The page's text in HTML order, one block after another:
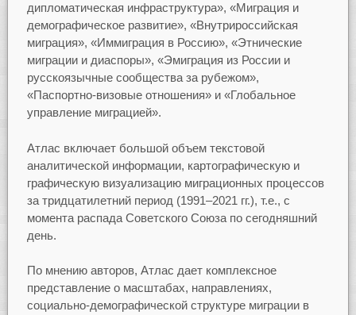
дипломатическая инфраструктура», «Миграция и
демографическое развитие», «Внутрироссийская
миграция», «Иммиграция в Россию», «Этнические
миграции и диаспоры», «Эмиграция из России и
русскоязычные сообщества за рубежом»,
«Паспортно-визовые отношения» и «Глобальное
управление миграцией».
Атлас включает большой объем текстовой
аналитической информации, картографическую и
графическую визуализацию миграционных процессов
за тридцатилетний период (1991–2021 гг.), т.е., с
момента распада Советского Союза по сегодняшний
день.
По мнению авторов, Атлас дает комплексное
представление о масштабах, направлениях,
социально-демографической структуре миграции в